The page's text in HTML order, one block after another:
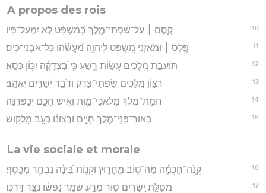
A propos des rois
10 קֶ֤סֶם ׀ עַֽל־שִׂפְתֵי־מֶ֑לֶךְ בְּ֝מִשְׁפָּ֗ט לֹ֣א יִמְעַל־פִּֽיו׃
11 פֶּ֤לֶס ׀ וּמֹאזְנֵ֣י מִ֭שְׁפָּט לַֽיהוָ֑ה מַ֝עֲשֵׂ֗הוּ כָּל־אַבְנֵי־כִֽיס׃
12 תּוֹעֲבַ֣ת מְ֭לָכִים עֲשׂ֣וֹת רֶ֑שַׁע כִּ֥י בִ֝צְדָקָ֗ה יִכּ֥וֹן כִּסֵּֽא׃
13 רְצ֣וֹן מְ֭לָכִים שִׂפְתֵי־צֶ֑דֶק וְדֹבֵ֖ר יְשָׁרִ֣ים יֶאֱהָֽב׃
14 חֲמַת־מֶ֥לֶךְ מַלְאֲכֵי־מָ֑וֶת וְאִ֖ישׁ חָכָ֣ם יְכַפְּרֶֽנָּה׃
15 בְּאוֹר־פְּנֵי־מֶ֥לֶךְ חַיִּ֑ים וּ֝רְצוֹנ֗וֹ כְּעָ֣ב מַלְקֽוֹשׁ׃
La vie sociale et morale
16 קְֽנֹה־חָכְמָ֗ה מַה־טּ֥וֹב מֵחָר֑וּץ וּקְנ֥וֹת בִּ֝ינָ֗ה נִבְחָ֥ר מִכָּֽסֶף׃
17 מְסִלַּ֣ת יְ֭שָׁרִים ס֣וּר מֵרָ֑ע שֹׁמֵ֥ר נַ֝פְשׁ֗וֹ נֹצֵ֥ר דַּרְכּֽוֹ׃